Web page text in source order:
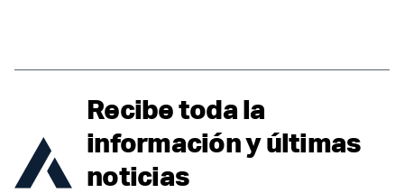
Recibe toda la
información y últimas
noticias